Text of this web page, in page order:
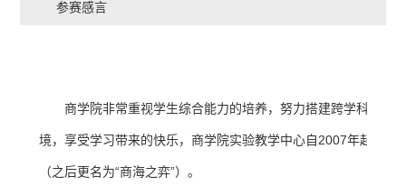
参赛感言
商学院非常重视学生综合能力的培养，努力搭建跨学科创新
境，享受学习带来的快乐，商学院实验教学中心自2007年起开
（之后更名为“商海之弈”）。